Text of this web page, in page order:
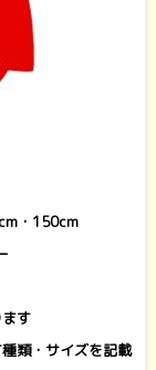
・150cm
す
類・サイズを記載